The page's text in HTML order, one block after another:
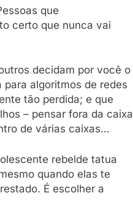
que
certo que nunca vai
decidam por você o
algoritmos de redes
tão perdida; e que
– pensar fora da caixa
de várias caixas…
rebelde tatua
quando elas te
É escolher a